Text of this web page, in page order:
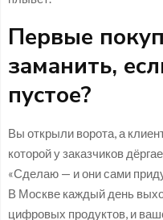
Первые
заманить,
пустое?
Вы открыли ворота, а
которой у заказчиков
«Сделаю — и они сами
В Москве каждый день
цифровых продуктов, и